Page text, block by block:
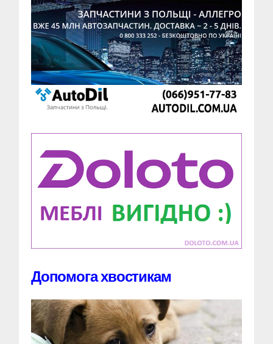
Допомога хвостикам